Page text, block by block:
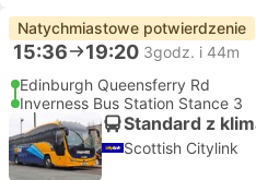
Natychmiastowe potwierdzenie
15:36 19:20 3godz. i 44m
Edinburgh Queensferry Rd
Inverness Bus Station Stance 3
Standard z
Scottish Citylink